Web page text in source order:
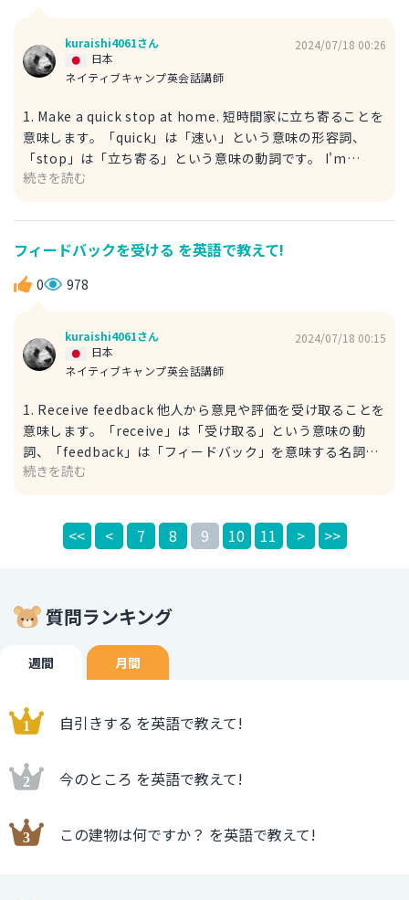
class. 僕たちは科学の授業のために課題研究をしなければな
らないんだ。 Our teacher assigned a project study on
動についてのプロジェクト研究を出したよ。 assigned:「割
り当てた、課した」という意味の動詞。 climate change:
「気候変動」という意味の名詞。
kuraishi4061さん
ネイティブキャンプ英会話講師
日本
2024/07/18 00:26
1. Make a quick stop at home. 短時間家に立ち寄ることを
意味します。「quick」は「速い」という意味の形容詞、
「stop」は「立ち寄る」という意味の動詞です。 I'm
going to make a quick stop at home before heading
heading out:「出かける」という意味。 2. Head home
briefly 同じく少しの間一時帰宅するという意味です。
「head」は「向かう」という意味の動詞、「briefly」は
「短時間」という意味の副詞です。 I need to head home
あります。 She decided to head home briefly to
change clothes before going out again. 彼女はもう一度
した。
続きを読む
フィードバックを受ける を英語で教えて!
0 978
kuraishi4061さん
ネイティブキャンプ英会話講師
日本
2024/07/18 00:15
1. Receive feedback 他人から意見や評価を受け取ることを
意味します。「receive」は「受け取る」という意味の動
詞、「feedback」は「フィードバック」を意味する名詞で
す。 During the review meeting, we will receive
review meeting: 「反省会」。「review」は「見直し、反
を受ける」と言いたいときに使えます。 I always try to
work. 私は仕事を改善するために、いつも同僚からフィード
バックをもらうようにしている。 My colleagues:「私の同
僚たち」という意味の名詞句。
続きを読む
<< < 7 8 9 10 11 > >>
質問ランキング
週間 月間
自引きする を英語で教えて!
今のところ を英語で教えて!
この建物は何ですか？ を英語で教えて!